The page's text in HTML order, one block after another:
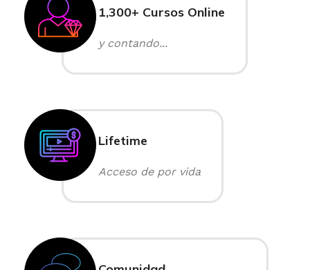
1,300+ Cursos Online
y contando...
Lifetime
Acceso de por vida